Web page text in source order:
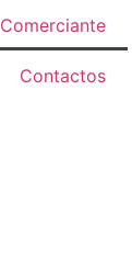
Comerciante
Contactos